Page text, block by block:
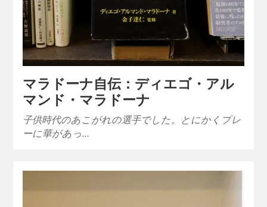
マラドーナ自伝：ディエゴ・アル
マンド・マラドーナ
子供時代のあこがれの選手でした。とにかくプレ
ーに華があっ…